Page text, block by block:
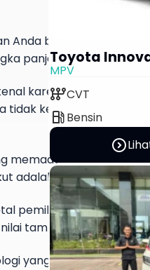
beli. Truk yang
panjang.
karena keandalannya.
tidak kesulitan jika
memadai, seperti rem
adalah hal yang sangat
pemilikan, termasuk
tambah terbaik
yang memungkinkan
Toyota
MPV
auto_transmissionCVT
local_gas_stationBensin
expand_circle_right